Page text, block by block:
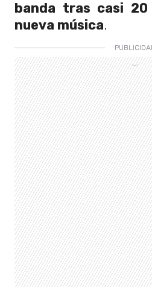
banda tras casi
nueva música.